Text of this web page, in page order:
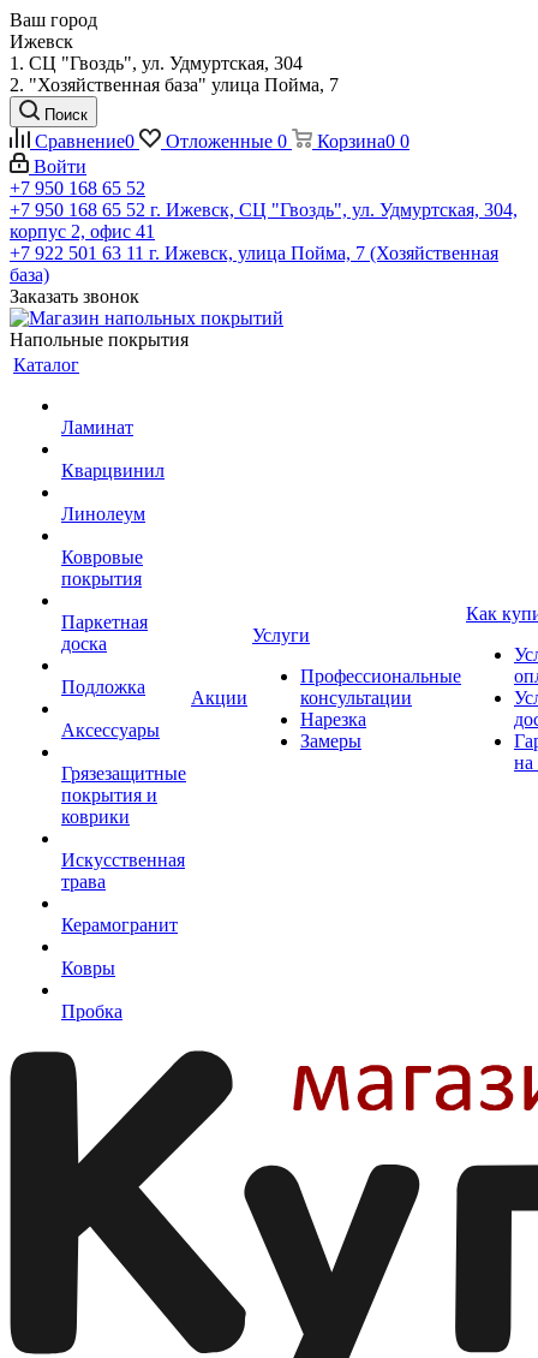
Ваш город
Ижевск
1. СЦ "Гвоздь", ул. Удмуртская, 304
2. "Хозяйственная база" улица Пойма, 7
Поиск
Сравнение0 Отложенные 0 Корзина0 0
Войти
+7 950 168 65 52
+7 950 168 65 52 г. Ижевск, СЦ "Гвоздь", ул. Удмуртская, 304,
корпус 2, офис 41
+7 922 501 63 11 г. Ижевск, улица Пойма, 7 (Хозяйственная
база)
Заказать звонок
Напольные покрытия
Каталог
Ламинат
Кварцвинил
Линолеум
Ковровые
покрытия
Паркетная
доска
Подложка
Аксессуары
Грязезащитные
покрытия и
коврики
Искусственная
трава
Керамогранит
Ковры
Пробка
Акции
Услуги
Профессиональные
консультации
Нарезка
Замеры
Как
на